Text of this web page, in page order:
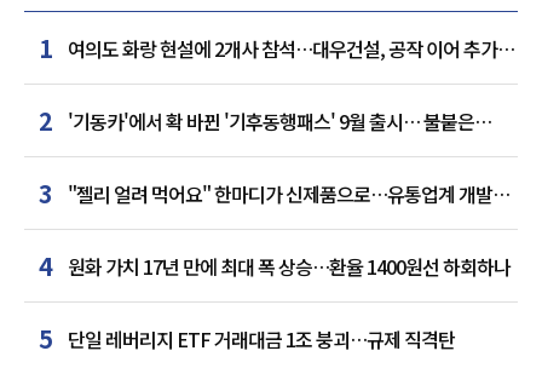
1 여의도 화랑 현설에 2개사 참석…대우건설, 공작 이어 추가
거점 확보하나
2 '기동카'에서 확 바뀐 '기후동행패스' 9월 출시… 불붙은
카드사 경쟁
3
"젤리 얼려 먹어요" 한마디가 신제품으로…유통업계 개발실
된 SNS
4 원화 가치 17년 만에 최대 폭 상승…환율 1400원선 하회하나
5 단일 레버리지 ETF 거래대금 1조 붕괴…규제 직격탄